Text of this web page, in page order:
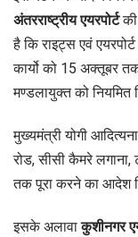
अंतरराष्ट्रीय एयरपोर्टकी
है कि राइट्स एवं
कार्यो को 15 अक्तूबर
मण्डलायुक्त को नियमित
मुख्यमंत्री योगी
रोड, सीसी कैमरे लगाना,
तक पूरा करने का आदेश
इसके अलावाकुशीनगर